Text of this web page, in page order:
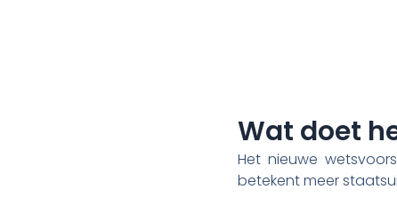
Wat doet
Het nieuwe
betekent meer